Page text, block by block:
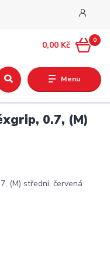
Menu
0
0,00 Kč
0.7, (M)